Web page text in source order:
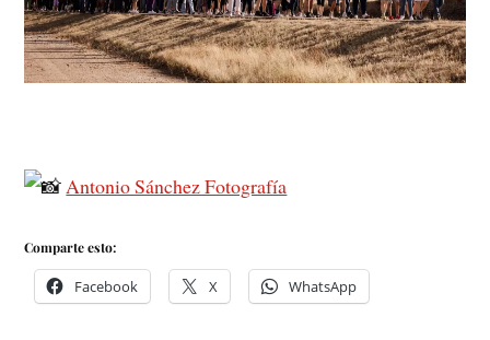
Antonio Sánchez Fotografía
Comparte esto:
Facebook X WhatsApp